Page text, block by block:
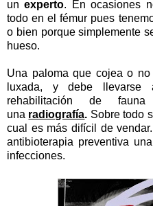
unexperto. En ocasiones
todo en el fémur pues
o bien porque simplemente
hueso.
Una paloma que cojea o
luxada, y debe
rehabilitación de
una radiografía. Sobre todo
cual es más difícil de
antibioterapia preventiva
infecciones.